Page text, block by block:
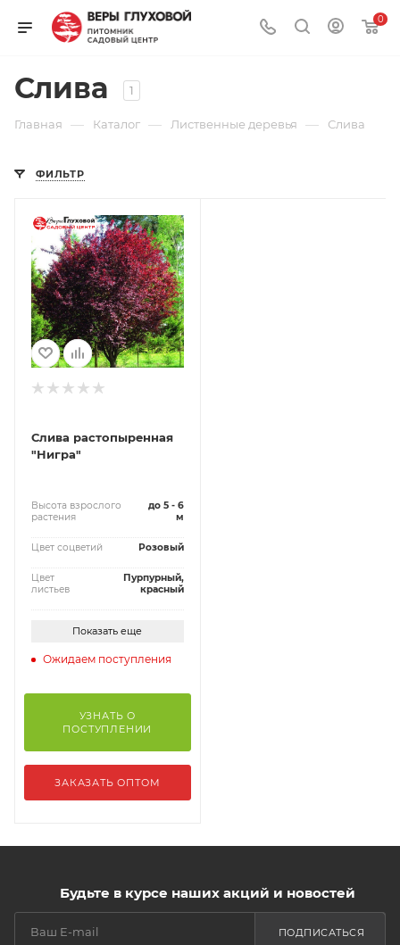
0
Слива 1
Главная — Каталог — Лиственные деревья — Слива
ФИЛЬТР
Слива растопыренная
"Нигра"
Высота взрослого
растения
до 5 - 6
м
Цвет соцветий Розовый
Цвет
листьев
Пурпурный,
красный
Показать еще
Ожидаем поступления
УЗНАТЬ О
ПОСТУПЛЕНИИ
ЗАКАЗАТЬ ОПТОМ
Будьте в курсе наших акций и новостей
ПОДПИСАТЬСЯ